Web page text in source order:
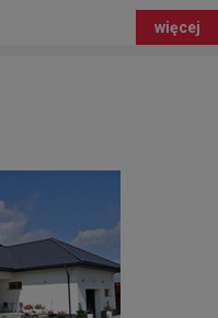
więcej